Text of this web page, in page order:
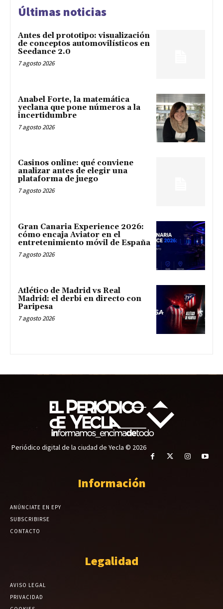
Últimas noticias
Antes del prototipo: visualización
de conceptos automovilísticos en
Seedance 2.0
7 agosto 2026
Anabel Forte, la matemática
yeclana que pone números a la
incertidumbre
7 agosto 2026
Casinos online: qué conviene
analizar antes de elegir una
plataforma de juego
7 agosto 2026
Gran Canaria Experience 2026:
cómo encaja Aviator en el
entretenimiento móvil de España
7 agosto 2026
Atlético de Madrid vs Real
Madrid: el derbi en directo con
Paripesa
7 agosto 2026
Periódico digital de la ciudad de Yecla © 2026
Información
ANÚNCIATE EN EPY
SUBSCRIBIRSE
CONTACTO
Legalidad
AVISO LEGAL
PRIVACIDAD